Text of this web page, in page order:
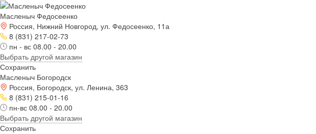
Масленыч Федосеенко
Россия, Нижний Новгород, ул. Федосеенко, 11а
8 (831) 217-02-73
пн - вс 08.00 - 20.00
Выбрать другой магазин
Сохранить
Масленыч Богородск
Россия, Богородск, ул. Ленина, 363
8 (831) 215-01-16
пн-вс 08.00 - 20.00
Выбрать другой магазин
Сохранить